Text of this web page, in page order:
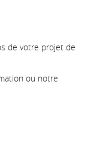
de votre projet de
ou notre